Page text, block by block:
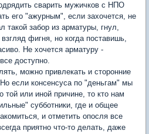
сварить мужичков с НПО
его "ажурным", если захочется, не
такой забор из арматуры, гнул,
фигня, но когда поставишь,
Не хочется арматуру -
доступно.
можно привлекать и сторонние
если консенсуса по "деньгам" мы
той или иной причине, то кто нам
субботники, где и общее
и отметить опосля все
приятно что-то делать, даже